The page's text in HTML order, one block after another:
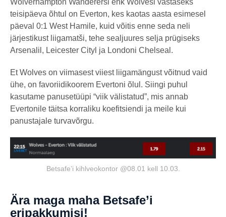
teisipäeva õhtul on Everton, kes kaotas aasta esimesel
päeval 0:1 West Hamile, kuid võitis enne seda neli
järjestikust liigamatši, tehe sealjuures selja prügiseks
Arsenalil, Leicester Cityl ja Londoni Chelseal.
Et Wolves on viimasest viiest liigamängust võitnud vaid
ühe, on favoriidikoorem Evertoni õlul. Siingi puhul
kasutame panusetüüpi “viik välistatud”, mis annab
Evertonile täitsa korraliku koefitsiendi ja meile kui
panustajale turvavõrgu.
Betsafe’i kihlveokontor @08.01 kell 10.03.
Ära maga maha Betsafe’i
eripakkumisi!